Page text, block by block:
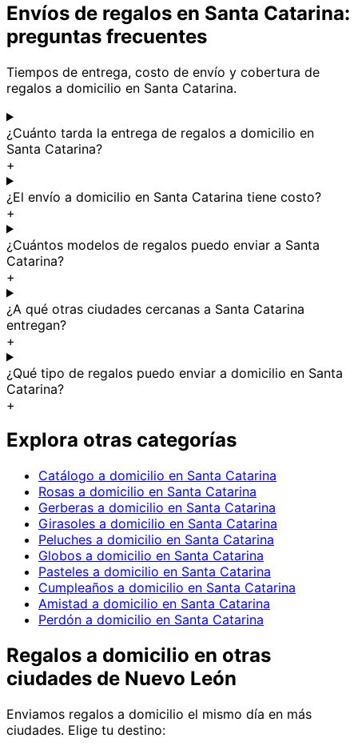
Envíos de regalos en Santa Catarina:
preguntas frecuentes
Tiempos de entrega, costo de envío y cobertura de
regalos a domicilio en Santa Catarina.
¿Cuánto tarda la entrega de regalos a domicilio en
Santa Catarina?
+
¿El envío a domicilio en Santa Catarina tiene costo?
+
¿Cuántos modelos de regalos puedo enviar a Santa
Catarina?
+
¿A qué otras ciudades cercanas a Santa Catarina
entregan?
+
¿Qué tipo de regalos puedo enviar a domicilio en Santa
Catarina?
+
Explora otras categorías
Catálogo a domicilio en Santa Catarina
Rosas a domicilio en Santa Catarina
Gerberas a domicilio en Santa Catarina
Girasoles a domicilio en Santa Catarina
Peluches a domicilio en Santa Catarina
Globos a domicilio en Santa Catarina
Pasteles a domicilio en Santa Catarina
Cumpleaños a domicilio en Santa Catarina
Amistad a domicilio en Santa Catarina
Perdón a domicilio en Santa Catarina
Regalos a domicilio en otras
ciudades de Nuevo León
Enviamos regalos a domicilio el mismo día en más
ciudades. Elige tu destino: